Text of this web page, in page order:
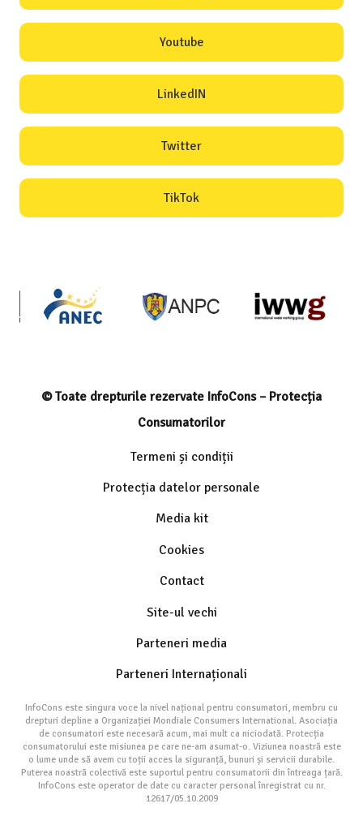
Youtube
LinkedIN
Twitter
TikTok
© Toate drepturile rezervate InfoCons – Protecția
Consumatorilor
Termeni și condiții
Protecția datelor personale
Media kit
Cookies
Contact
Site-ul vechi
Parteneri media
Parteneri Internaționali
InfoCons este singura voce la nivel național pentru consumatori, membru cu
drepturi depline a Organizației Mondiale Consumers International. Asociația
de consumatori este necesară acum, mai mult ca niciodată. Protecția
consumatorului este misiunea pe care ne-am asumat-o. Viziunea noastră este
o lume unde să avem cu toții acces la siguranță, bunuri și servicii durabile.
Puterea noastră colectivă este suportul pentru consumatorii din întreaga țară.
InfoCons este operator de date cu caracter personal înregistrat cu nr.
12617/05.10.2009